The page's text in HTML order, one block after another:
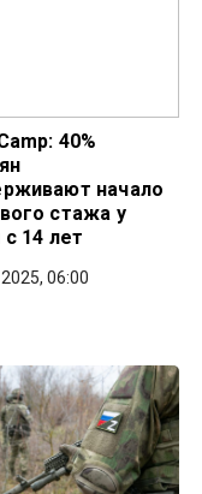
40%
начало
стажа у
14 лет
06:00